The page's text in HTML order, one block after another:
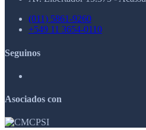
(011) 5861-9260
+549 11 3654-0110
Seguinos
Asociados con